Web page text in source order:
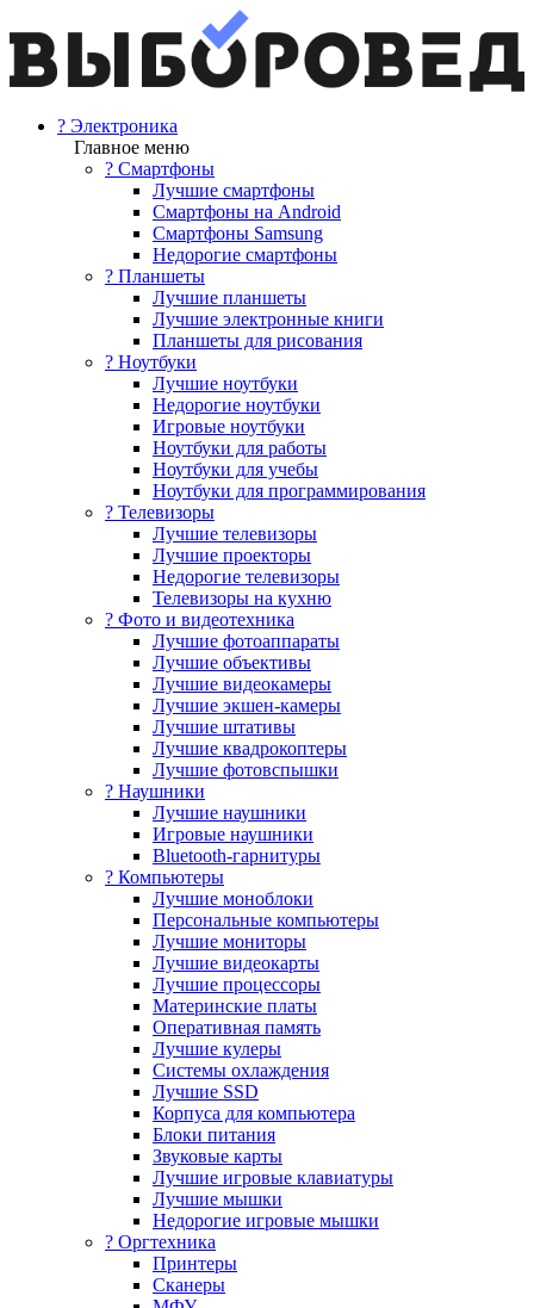
? Электроника
Главное меню
? Смартфоны
Лучшие смартфоны
Смартфоны на Android
Смартфоны Samsung
Недорогие смартфоны
? Планшеты
Лучшие планшеты
Лучшие электронные книги
Планшеты для рисования
? Ноутбуки
Лучшие ноутбуки
Недорогие ноутбуки
Игровые ноутбуки
Ноутбуки для работы
Ноутбуки для учебы
Ноутбуки для программирования
? Телевизоры
Лучшие телевизоры
Лучшие проекторы
Недорогие телевизоры
Телевизоры на кухню
? Фото и видеотехника
Лучшие фотоаппараты
Лучшие объективы
Лучшие видеокамеры
Лучшие экшен-камеры
Лучшие штативы
Лучшие квадрокоптеры
Лучшие фотовспышки
? Наушники
Лучшие наушники
Игровые наушники
Bluetooth-гарнитуры
?️ Компьютеры
Лучшие моноблоки
Персональные компьютеры
Лучшие мониторы
Лучшие видеокарты
Лучшие процессоры
Материнские платы
Оперативная память
Лучшие кулеры
Системы охлаждения
Лучшие SSD
Корпуса для компьютера
Блоки питания
Звуковые карты
Лучшие игровые клавиатуры
Лучшие мышки
Недорогие игровые мышки
?️ Оргтехника
Принтеры
Сканеры